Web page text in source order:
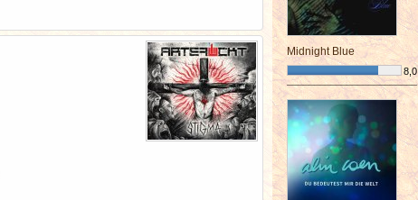
Midnight Blue
8,0
¯¯¯¯¯¯¯¯¯¯¯¯¯¯¯¯¯¯¯¯¯¯¯¯